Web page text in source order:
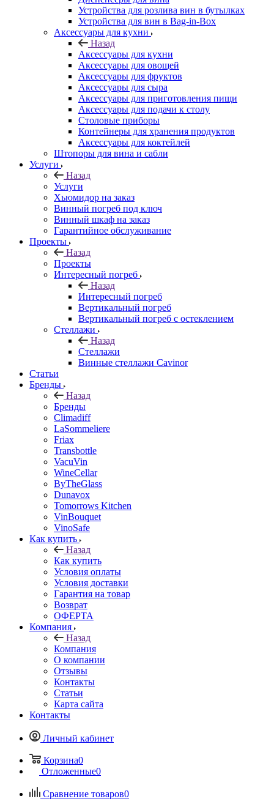
Устройства для розлива вин в бутылках
Устройства для вин в Bag-in-Box
Аксессуары для кухни
Назад
Аксессуары для кухни
Аксессуары для овощей
Аксессуары для фруктов
Аксессуары для сыра
Аксессуары для приготовления пищи
Аксессуары для подачи к столу
Столовые приборы
Контейнеры для хранения продуктов
Аксессуары для коктейлей
Штопоры для вина и сабли
Услуги
Назад
Услуги
Хьюмидор на заказ
Винный погреб под ключ
Винный шкаф на заказ
Гарантийное обслуживание
Проекты
Назад
Проекты
Интересный погреб
Назад
Интересный погреб
Вертикальный погреб
Вертикальный погреб с остеклением
Стеллажи
Назад
Стеллажи
Винные стеллажи Cavinor
Статьи
Бренды
Назад
Бренды
Climadiff
LaSommeliere
Friax
Transbottle
VacuVin
WineCellar
ByTheGlass
Dunavox
Tomorrows Kitchen
VinBouquet
VinoSafe
Как купить
Назад
Как купить
Условия оплаты
Условия доставки
Гарантия на товар
Возврат
ОФЕРТА
Компания
Назад
Компания
О компании
Отзывы
Контакты
Статьи
Карта сайта
Контакты
Личный кабинет
Корзина0
Отложенные0
Сравнение товаров0